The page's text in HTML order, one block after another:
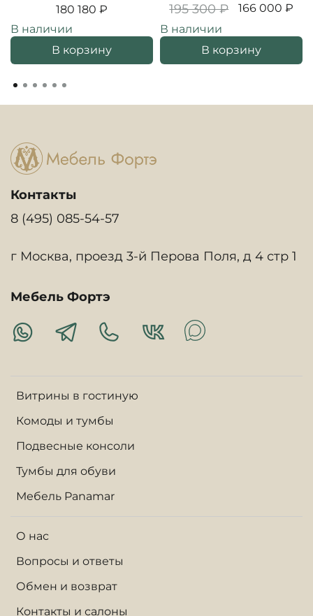
180 180 ₽
В наличии
В корзину
195 300 ₽
166 000 ₽
В наличии
В корзину
Витрины в гостиную
Комоды и тумбы
Подвесные консоли
Тумбы для обуви
Мебель Panamar
О нас
Вопросы и ответы
Обмен и возврат
Контакты и салоны
Контакты
8 (495) 085-54-57
г Москва, проезд 3-й Перова Поля, д 4 стр 1
Мебель Фортэ